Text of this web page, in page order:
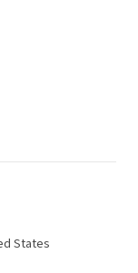
States